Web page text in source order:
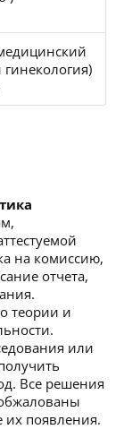
на комиссию,
отчета,
теории и
или
Все решения
их появления.